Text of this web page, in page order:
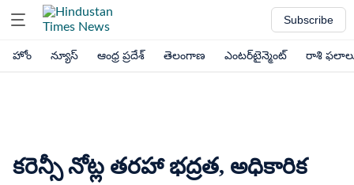
Subscribe
హోం న్యూస్ ఆంధ్ర ప్రదేశ్ తెలంగాణ ఎంటర్‌టైన్మెంట్ రాశి
కరెన్సీ నోట్ల తరహా భద్రత, అధికారిక